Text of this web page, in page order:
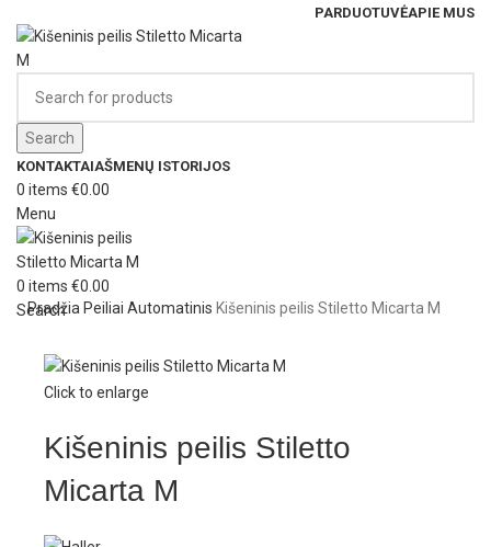
PARDUOTUVĖAPIE MUS
Search
KONTAKTAIAŠMENŲ ISTORIJOS
0 items €0.00
Menu
0 items €0.00
Search
Pradžia Peiliai Automatinis Kišeninis peilis Stiletto Micarta M
Click to enlarge
Kišeninis peilis Stiletto
Micarta M